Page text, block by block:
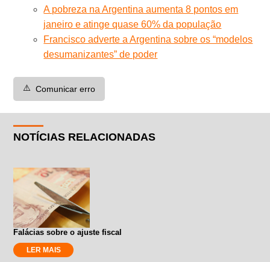
A pobreza na Argentina aumenta 8 pontos em
janeiro e atinge quase 60% da população
Francisco adverte a Argentina sobre os “modelos
desumanizantes” de poder
⚠️ Comunicar erro
NOTÍCIAS RELACIONADAS
Falácias sobre o ajuste fiscal
LER MAIS